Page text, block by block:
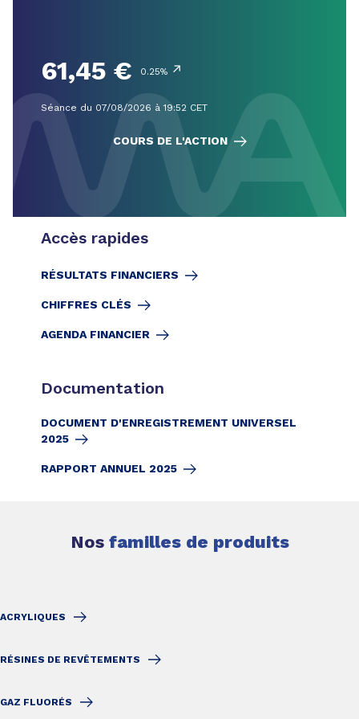
61,45 € 0.25% ↗
Séance du 07/08/2026 à 19:52 CET
COURS DE L'ACTION
Accès rapides
RÉSULTATS FINANCIERS
CHIFFRES CLÉS
AGENDA FINANCIER
Documentation
DOCUMENT D'ENREGISTREMENT UNIVERSEL
2025
RAPPORT ANNUEL 2025
Nos familles de produits
ACRYLIQUES
RÉSINES DE REVÊTEMENTS
GAZ FLUORÉS